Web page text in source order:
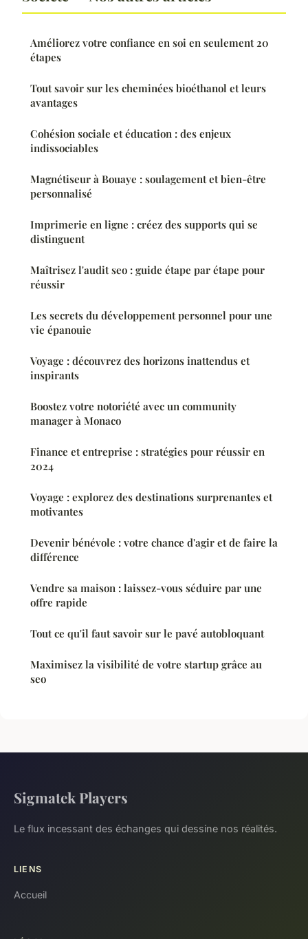
Améliorez votre confiance en soi en seulement 20
étapes
Tout savoir sur les cheminées bioéthanol et leurs
avantages
Cohésion sociale et éducation : des enjeux
indissociables
Magnétiseur à Bouaye : soulagement et bien-être
personnalisé
Imprimerie en ligne : créez des supports qui se
distinguent
Maîtrisez l'audit seo : guide étape par étape pour
réussir
Les secrets du développement personnel pour une
vie épanouie
Voyage : découvrez des horizons inattendus et
inspirants
Boostez votre notoriété avec un community
manager à Monaco
Finance et entreprise : stratégies pour réussir en
2024
Voyage : explorez des destinations surprenantes et
motivantes
Devenir bénévole : votre chance d'agir et de faire la
différence
Vendre sa maison : laissez-vous séduire par une
offre rapide
Tout ce qu'il faut savoir sur le pavé autobloquant
Maximisez la visibilité de votre startup grâce au
seo
Sigmatek Players
Le flux incessant des échanges qui dessine nos réalités.
LIENS
Accueil